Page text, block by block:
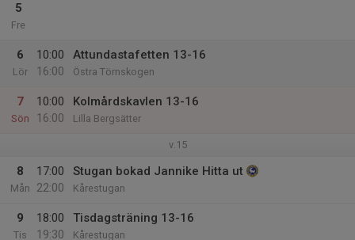
5
Fre
6
Lör
10:00
16:00
Attundastafetten 13-16
Östra Törnskogen
7
Sön
10:00
16:00
Kolmårdskavlen 13-16
Lilla Bergsätter
v.15
8
Mån
17:00
22:00
Stugan bokad Jannike Hitta ut
Kårestugan
9
Tis
18:00
19:30
Tisdagsträning 13-16
Kårestugan